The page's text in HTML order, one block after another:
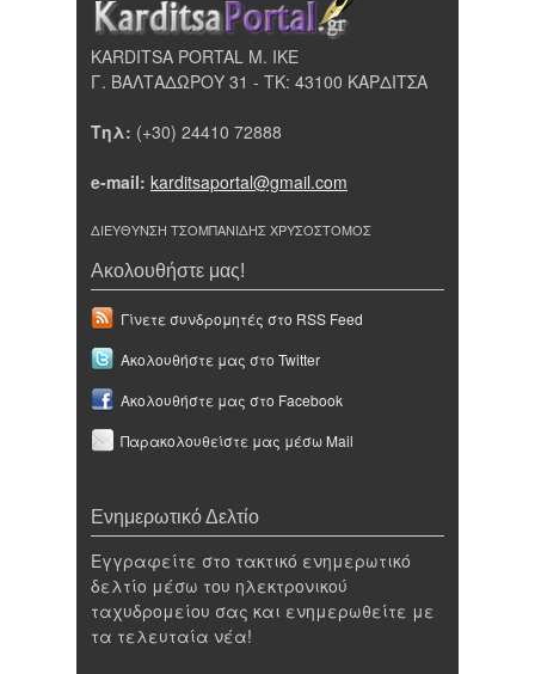
KARDITSA PORTAL Μ. ΙΚΕ
Γ. ΒΑΛΤΑΔΩΡΟΥ 31 - ΤΚ: 43100 ΚΑΡΔΙΤΣΑ
Τηλ: (+30) 24410 72888
e-mail: karditsaportal@gmail.com
ΔΙΕΥΘΥΝΣΗ ΤΣΟΜΠΑΝΙΔΗΣ ΧΡΥΣΟΣΤΟΜΟΣ
Ακολουθήστε μας!
Γίνετε συνδρομητές στο RSS Feed
Ακολουθήστε μας στο Twitter
Ακολουθήστε μας στο Facebook
Παρακολουθείστε μας μέσω Mail
Ενημερωτικό Δελτίο
Εγγραφείτε στο τακτικό ενημερωτικό
δελτίο μέσω του ηλεκτρονικού
ταχυδρομείου σας και ενημερωθείτε με
τα τελευταία νέα!